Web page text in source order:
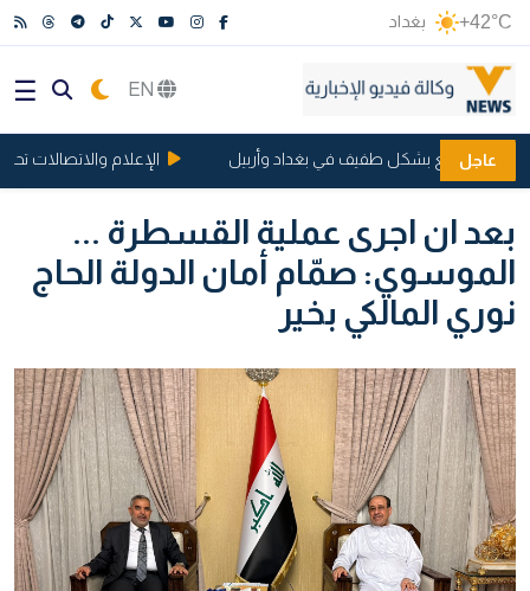
+42°C بغداد
عاجل
يتراجع بشكل طفيف في بغداد وأربيل الإعلام والاتصالات تحسم
بعد ان اجرى عملية القسطرة ...
الموسوي: صمّام أمان الدولة الحاج
نوري المالكي بخير